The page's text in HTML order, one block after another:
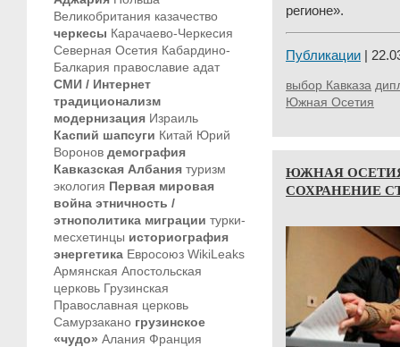
Великобритания казачество
черкесы Карачаево-Черкесия
Северная Осетия Кабардино-
Балкария православие адат
СМИ / Интернет
традиционализм
модернизация Израиль
Каспий шапсуги Китай Юрий
Воронов демография
Кавказская Албания туризм
экология Первая мировая
война этничность /
этнополитика миграции турки-
месхетинцы историография
энергетика Евросоюз WikiLeaks
Армянская Апостольская
церковь Грузинская
Православная церковь
Самурзакано грузинское
«чудо» Алания Франция
регионе».
Публикации |
выбор Кавказа
Южная Осетия
ЮЖНАЯ
СОХРАНЕНИЕ